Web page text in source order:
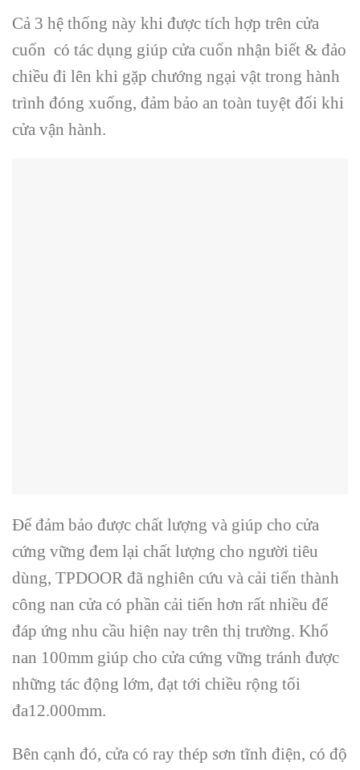
Cả 3 hệ thống này khi được tích hợp trên cửa
cuốn có tác dụng giúp cửa cuốn nhận biết & đảo
chiều đi lên khi gặp chướng ngại vật trong hành
trình đóng xuống, đảm bảo an toàn tuyệt đối khi
cửa vận hành.
Để đảm bảo được chất lượng và giúp cho cửa
cứng vững đem lại chất lượng cho người tiêu
dùng, TPDOOR đã nghiên cứu và cải tiến thành
công nan cửa có phần cải tiến hơn rất nhiều để
đáp ứng nhu cầu hiện nay trên thị trường. Khổ
nan 100mm giúp cho cửa cứng vững tránh được
những tác động lớm, đạt tới chiều rộng tối
đa12.000mm.
Bên cạnh đó, cửa có ray thép sơn tĩnh điện, có độ